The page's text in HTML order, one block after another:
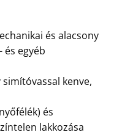
és alacsony
egyéb
simítóvassal kenve,
és
lakkozása